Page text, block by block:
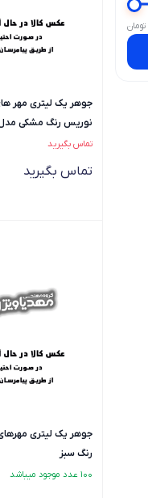
جوهر یک لیتری مهر
نوریس رنگ مشکی مدل
تماس بگیرید
تماس بگیرید
جوهر یک لیتری
رنگ سبز
100 عدد موجود میباشد